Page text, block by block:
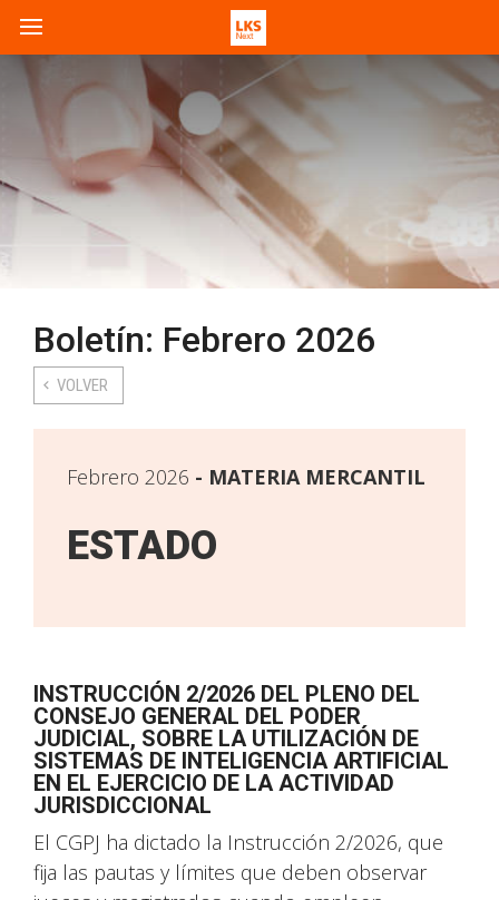
Boletín: Febrero 2026
VOLVER
Febrero 2026 MATERIA MERCANTIL
ESTADO
INSTRUCCIÓN 2/2026 DEL PLENO DEL
CONSEJO GENERAL DEL PODER
JUDICIAL, SOBRE LA UTILIZACIÓN DE
SISTEMAS DE INTELIGENCIA ARTIFICIAL
EN EL EJERCICIO DE LA ACTIVIDAD
JURISDICCIONAL
El CGPJ ha dictado la Instrucción 2/2026, que
fija las pautas y límites que deben observar